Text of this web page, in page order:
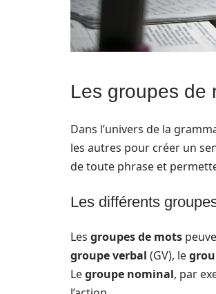
Les groupes de
Dans l’univers de la
les autres pour créer un
de toute phrase et
Les différents
Les groupes de mots
groupe verbal (GV), le
Legroupe nominal, par